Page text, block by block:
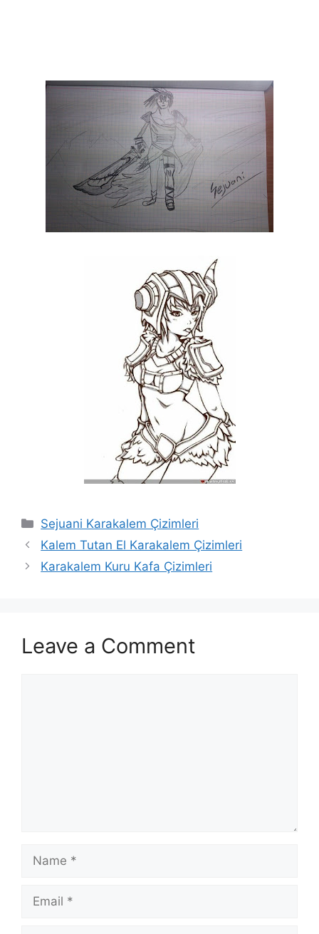
Categories
Sejuani Karakalem Çizimleri
Kalem Tutan El Karakalem Çizimleri
Karakalem Kuru Kafa Çizimleri
Leave a Comment